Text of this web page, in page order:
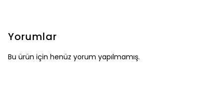
Yorumlar
Bu ürün için henüz yorum yapılmamış.